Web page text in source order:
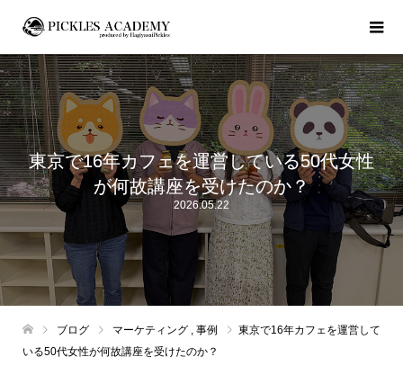
東京で16年カフェを運営している50代女性
が何故講座を受けたのか？
2026.05.22
ブログ マーケティング 事例
東京で16年カフェを運営して
いる50代女性が何故講座を受けたのか？